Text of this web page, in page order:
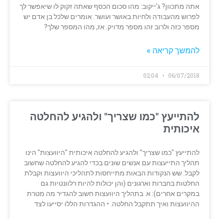
אתה מתכוון? ג'ייקוב: מהו סכום הכסף שאתה זקוק לו שיאפשר לך
לפרוש מהעבודה ולחיות באושר ועושר. אומרים שלכל בן אדם יש
מספר כזה ולרוב זהו מספר מדויק. אז, מהו המספר שלך?
להמשך קריאה »
06/07/2018
להתייעץ "כמו שצריך" ולהגיע להחלטה
איכותית
להתייעץ "כמו שצריך" ולהגיע להחלטה איכותית "היוועצות" הינו
תהליך התייעצות עם אנשים שונים בכדי להגיע להחלטה שחשוב
לקבל. שש הנקודות הבאות מתייחסות לתהליכי היוועצות וקבלת
החלטות בחברות וארגונים (והן יכולות להיות רלוונטיות גם
במקרים אחרים): א. בתהליך היוועצות חשוב להגדיר מה מטרת
ההיוועצות ואיך תתקבל החלטה. • ההגדרות הללו יסייעו לצד